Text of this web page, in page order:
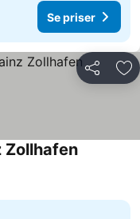
Se priser
Del
ZollhafenSe priser